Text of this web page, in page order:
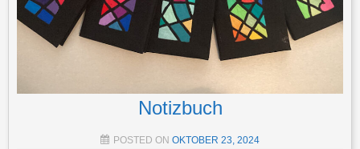
Notizbuch
POSTED ON OKTOBER 23, 2024